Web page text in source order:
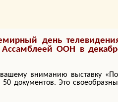
день
Ассамблеей ООН в
вашему вниманию выставку
документов. Это